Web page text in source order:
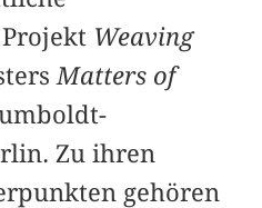
Weaving
Matters of
Zu ihren
gehören